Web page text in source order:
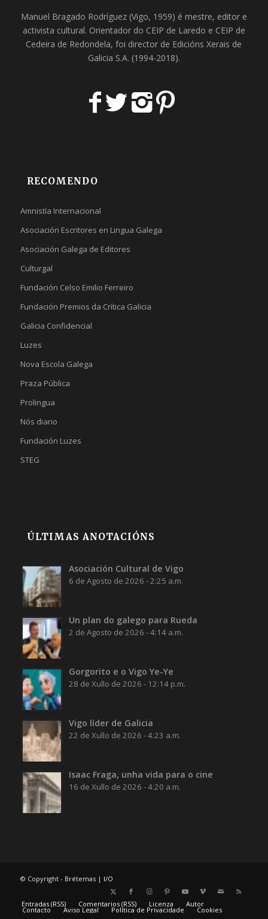
Manuel Bragado Rodríguez (Vigo, 1959) é mestre, editor e
activista cultural. Orientador do CEIP de Laredo e CEIP de
Cedeira de Redondela, foi director de Edicións Xerais de
Galicia S.A. (1994-2018).
RECOMENDO
Amnistía Internacional
Asociación Escritores en Lingua Galega
Asociación Galega de Editores
Culturgal
Fundación Celso Emilio Ferreiro
Fundación Premios da Crítica Galicia
Galicia Confidencial
Luzes
Nova Escola Galega
Praza Pública
Prolingua
Nós diario
Fundación Luzes
STEG
ÚLTIMAS ANOTACIÓNS
Asociación Cultural de Vigo
6 de Agosto de 2026 - 2:25 a.m.
Un plan do galego para Rueda
2 de Agosto de 2026 - 4:14 a.m.
Gorgorito e o Vigo Ye-Ye
28 de Xullo de 2026 - 12:14 p.m.
Vigo líder de Galicia
22 de Xullo de 2026 - 4:23 a.m.
Isaac Fraga, unha vida para o cine
16 de Xullo de 2026 - 4:20 a.m.
© Copyright - Brétemas | I/O
Entradas (RSS) Comentarios (RSS) Licenza Autor
Contacto Aviso Legal Política de Privacidade Cookies